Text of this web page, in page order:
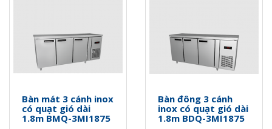
Bàn mát 3 cánh inox
có quạt gió dài
1.8m BMQ-3MI1875
Bàn đông 3 cánh
inox có quạt gió dài
1.8m BDQ-3MI1875